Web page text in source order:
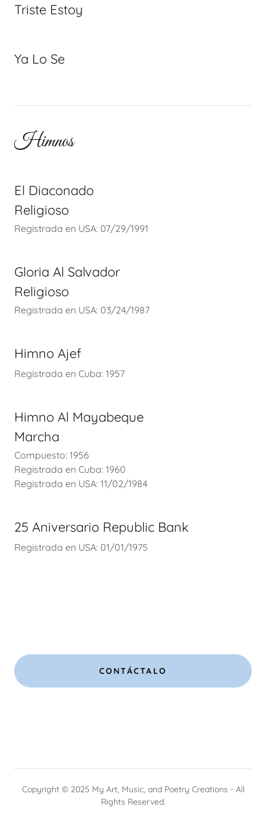
Triste Estoy
Ya Lo Se
Himnos
El Diaconado
Religioso
Registrada en USA: 07/29/1991
Gloria Al Salvador
Religioso
Registrada en USA: 03/24/1987
Himno Ajef
Registrada en Cuba: 1957
Himno Al Mayabeque
Marcha
Compuesto: 1956
Registrada en Cuba: 1960
Registrada en USA: 11/02/1984
25 Aniversario Republic Bank
Registrada en USA: 01/01/1975
CONTÁCTALO
Copyright © 2025 My Art, Music, and Poetry Creations - All
Rights Reserved.